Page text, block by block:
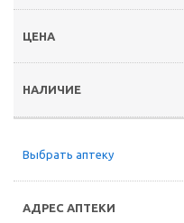
Выбрать аптеку